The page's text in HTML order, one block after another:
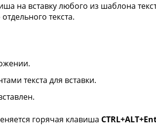
на вставку любого из шаблона
текста.
текста для вставки.
горячая клавиша